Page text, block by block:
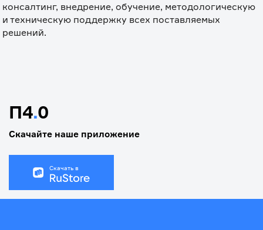
консалтинг, внедрение, обучение, методологическую
и техническую поддержку всех поставляемых
решений.
П4.0
Скачайте наше приложение
Скачать в